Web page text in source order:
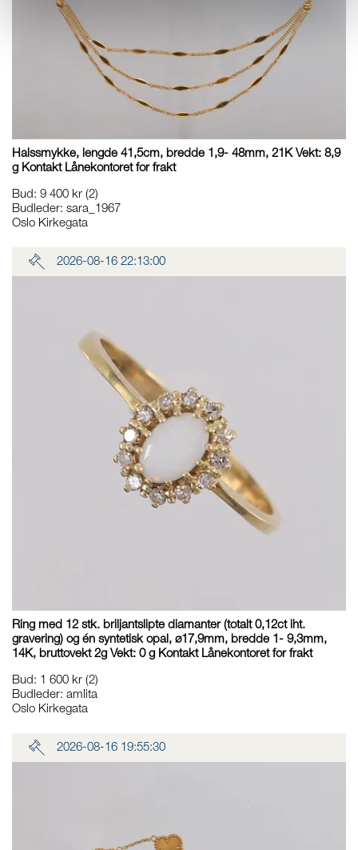
Halssmykke, lengde 41,5cm, bredde 1,9- 48mm, 21K Vekt: 8,9
g Kontakt Lånekontoret for frakt
Bud: 9 400 kr (2)
Budleder: sara_1967
Oslo Kirkegata
2026-08-16 22:13:00
Ring med 12 stk. briljantslipte diamanter (totalt 0,12ct iht.
gravering) og én syntetisk opal, ø17,9mm, bredde 1- 9,3mm,
14K, bruttovekt 2g Vekt: 0 g Kontakt Lånekontoret for frakt
Bud: 1 600 kr (2)
Budleder: amlita
Oslo Kirkegata
2026-08-16 19:55:30